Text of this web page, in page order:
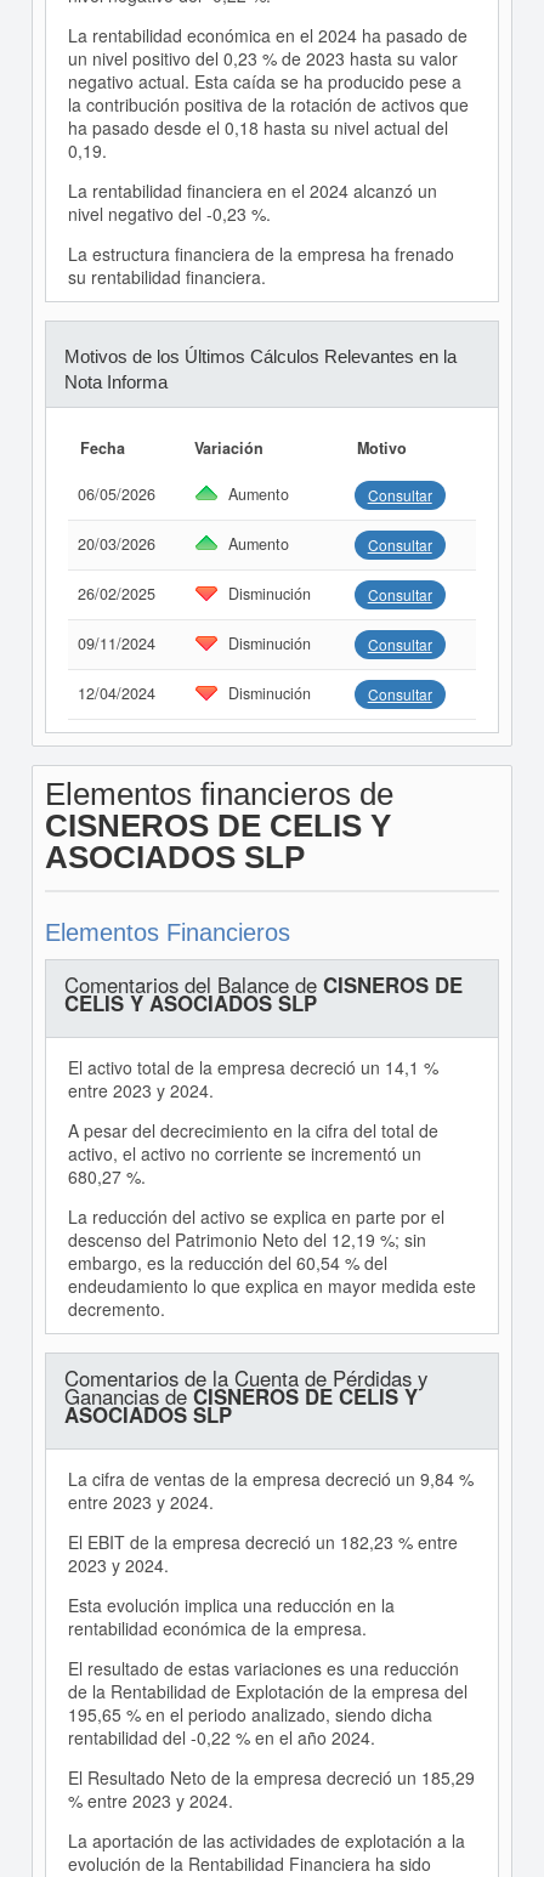
La rentabilidad económica en el 2024 ha pasado de
un nivel positivo del 0,23 % de 2023 hasta su valor
negativo actual. Esta caída se ha producido pese a
la contribución positiva de la rotación de activos que
ha pasado desde el 0,18 hasta su nivel actual del
0,19.
La rentabilidad financiera en el 2024 alcanzó un
nivel negativo del -0,23 %.
La estructura financiera de la empresa ha frenado
su rentabilidad financiera.
Motivos de los Últimos Cálculos Relevantes en la
Nota Informa
Fecha Variación Motivo
06/05/2026 Aumento Consultar
20/03/2026 Aumento Consultar
26/02/2025 Disminución Consultar
09/11/2024 Disminución Consultar
12/04/2024 Disminución Consultar
Elementos financieros de
CISNEROS DE CELIS Y
ASOCIADOS SLP
Elementos Financieros
Comentarios del Balance de CISNEROS DE
CELIS Y ASOCIADOS SLP
El activo total de la empresa decreció un 14,1 %
entre 2023 y 2024.
A pesar del decrecimiento en la cifra del total de
activo, el activo no corriente se incrementó un
680,27 %.
La reducción del activo se explica en parte por el
descenso del Patrimonio Neto del 12,19 %; sin
embargo, es la reducción del 60,54 % del
endeudamiento lo que explica en mayor medida este
decremento.
Comentarios de la Cuenta de Pérdidas y
Ganancias deCISNEROS DE CELIS Y
ASOCIADOS SLP
La cifra de ventas de la empresa decreció un 9,84 %
entre 2023 y 2024.
El EBIT de la empresa decreció un 182,23 % entre
2023 y 2024.
Esta evolución implica una reducción en la
rentabilidad económica de la empresa.
El resultado de estas variaciones es una reducción
de la Rentabilidad de Explotación de la empresa del
195,65 % en el periodo analizado, siendo dicha
rentabilidad del -0,22 % en el año 2024.
El Resultado Neto de la empresa decreció un 185,29
% entre 2023 y 2024.
La aportación de las actividades de explotación a la
evolución de la Rentabilidad Financiera ha sido